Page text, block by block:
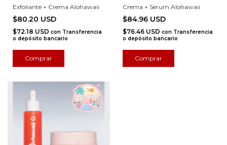
Exfoliante + Crema Alohawaii
$80.20 USD
$72.18 USD con Transferencia
o depósito bancario
Crema + Serum Alohawaii
$84.96 USD
$76.46 USD con Transferencia
o depósito bancario